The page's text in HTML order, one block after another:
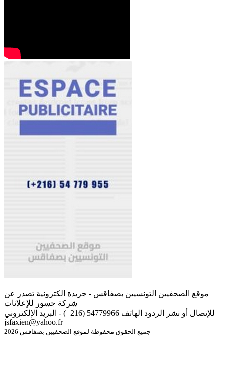
موقع الصحفيين التونسيين بصفاقس - جريدة الكترونية تصدر عن
شركة جسور للإعلانات
للإتصال أو نشر الردود الهاتف 54779966 (216+) - البريد الإلكتروني
jsfaxien@yahoo.fr
جميع الحقوق محفوظة لموقع الصحفيين بصفاقس 2026